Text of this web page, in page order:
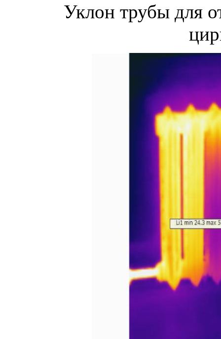
Уклон трубы для